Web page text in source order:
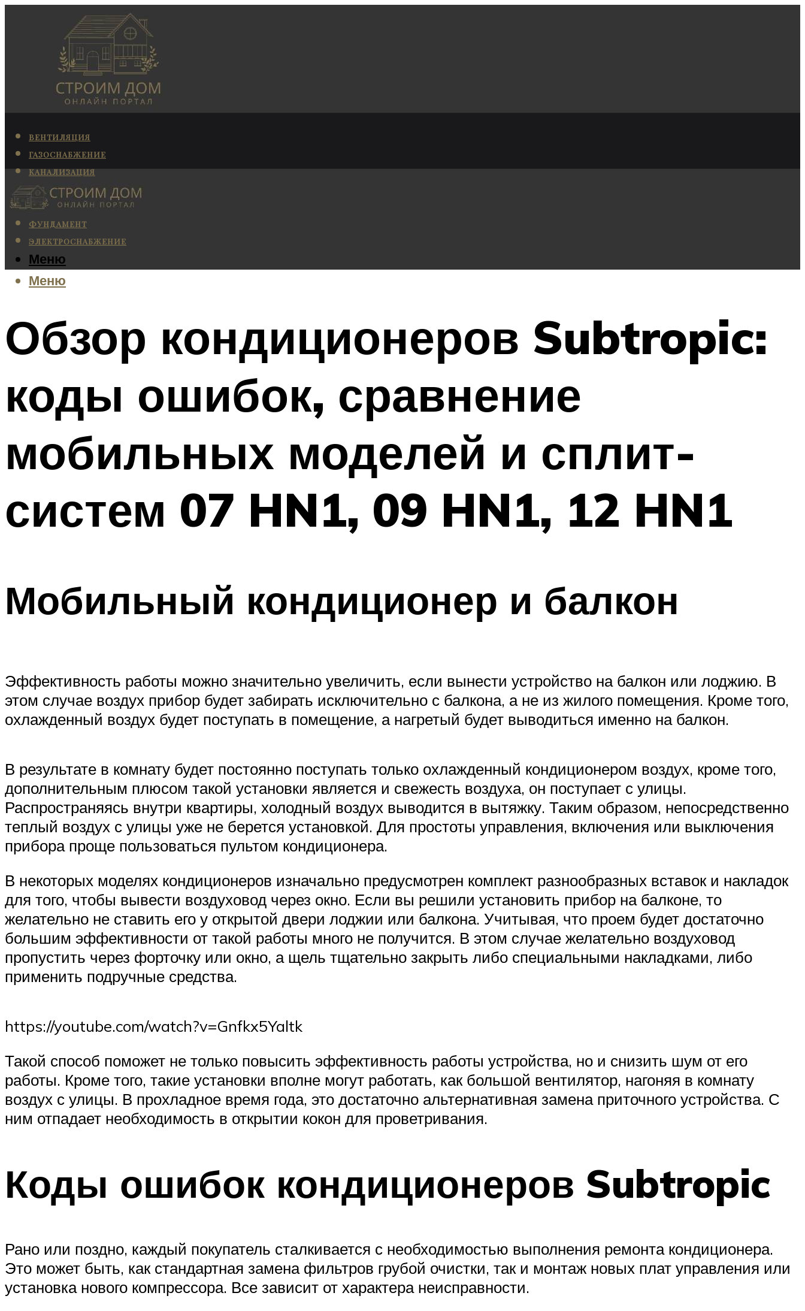
ВЕНТИЛЯЦИЯ
ГАЗОСНАБЖЕНИЕ
КАНАЛИЗАЦИЯ
КОНДИЦИОНИРОВАНИЕ
ОТОПЛЕНИЕ
ФУНДАМЕНТ
ЭЛЕКТРОСНАБЖЕНИЕ
Меню
Меню
Обзор кондиционеров Subtropic:
коды ошибок, сравнение
мобильных моделей и сплит-
систем 07 HN1, 09 HN1, 12 HN1
Мобильный кондиционер и балкон
Эффективность работы можно значительно увеличить, если вынести устройство на балкон или лоджию. В
этом случае воздух прибор будет забирать исключительно с балкона, а не из жилого помещения. Кроме того,
охлажденный воздух будет поступать в помещение, а нагретый будет выводиться именно на балкон.
В результате в комнату будет постоянно поступать только охлажденный кондиционером воздух, кроме того,
дополнительным плюсом такой установки является и свежесть воздуха, он поступает с улицы.
Распространяясь внутри квартиры, холодный воздух выводится в вытяжку. Таким образом, непосредственно
теплый воздух с улицы уже не берется установкой. Для простоты управления, включения или выключения
прибора проще пользоваться пультом кондиционера.
В некоторых моделях кондиционеров изначально предусмотрен комплект разнообразных вставок и накладок
для того, чтобы вывести воздуховод через окно. Если вы решили установить прибор на балконе, то
желательно не ставить его у открытой двери лоджии или балкона. Учитывая, что проем будет достаточно
большим эффективности от такой работы много не получится. В этом случае желательно воздуховод
пропустить через форточку или окно, а щель тщательно закрыть либо специальными накладками, либо
применить подручные средства.
https://youtube.com/watch?v=Gnfkx5Yaltk
Такой способ поможет не только повысить эффективность работы устройства, но и снизить шум от его
работы. Кроме того, такие установки вполне могут работать, как большой вентилятор, нагоняя в комнату
воздух с улицы. В прохладное время года, это достаточно альтернативная замена приточного устройства. С
ним отпадает необходимость в открытии кокон для проветривания.
Коды ошибок кондиционеров Subtropic
Рано или поздно, каждый покупатель сталкивается с необходимостью выполнения ремонта кондиционера.
Это может быть, как стандартная замена фильтров грубой очистки, так и монтаж новых плат управления или
установка нового компрессора. Все зависит от характера неисправности.